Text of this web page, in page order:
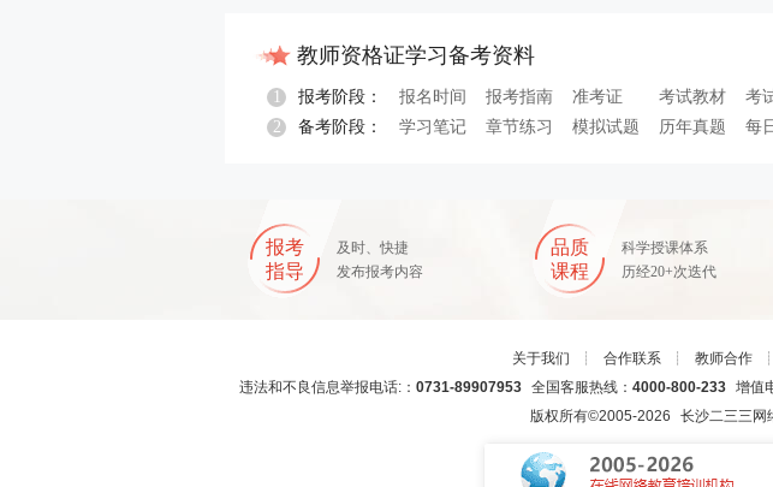
教师资格证学习备考资料
1 报考阶段： 报名时间 报考指南 准考证 考试教材 考
报名指导
2 备考阶段： 学习笔记 章节练习 模拟试题 历年真题 每
报考
指导
及时、快捷
发布报考内容
品质
课程
科学授课体系
历经20+次迭代
关于我们 ┊ 合作联系 ┊ 教师合作
违法和不良信息举报电话:： 0731-89907953全国客服热线： 4000-800-233增值
版权所有©2005-2026 长沙二三三网